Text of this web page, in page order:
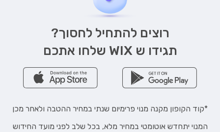
רוצים להתחיל לחסוך?
תגידו ש WIX שלחו אתכם
*קוד הקופון מקנה מנוי פרימיום שנתי במחיר ההטבה ולאחר מכן
המנוי יתחדש אוטומטי במחיר מלא, בכל שלב לפני מועד החידוש